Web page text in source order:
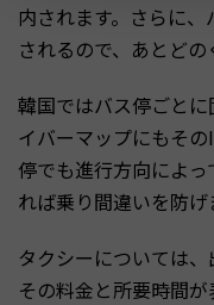
内されます。さらに
されるので、あとどの
韓国ではバス停ごと
イバーマップにもそ
停でも進行方向によ
れば乗り間違いを防げ
タクシーについては
その料金と所要時間